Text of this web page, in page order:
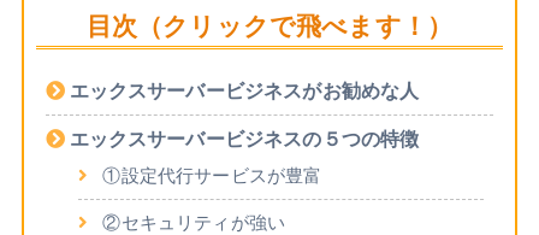
目次（クリックで飛べます！）
エックスサーバービジネスがお勧めな人
エックスサーバービジネスの５つの特徴
①設定代行サービスが豊富
②セキュリティが強い